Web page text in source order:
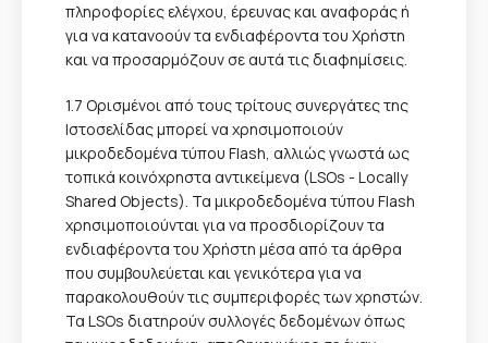
πληροφορίες ελέγχου, έρευνας και αναφοράς ή
για να κατανοούν τα ενδιαφέροντα του Χρήστη
και να προσαρμόζουν σε αυτά τις διαφημίσεις.
1.7 Ορισμένοι από τους τρίτους συνεργάτες της
Ιστοσελίδας μπορεί να χρησιμοποιούν
μικροδεδομένα τύπου Flash, αλλιώς γνωστά ως
τοπικά κοινόχρηστα αντικείμενα (LSOs - Locally
Shared Objects). Τα μικροδεδομένα τύπου Flash
χρησιμοποιούνται για να προσδιορίζουν τα
ενδιαφέροντα του Χρήστη μέσα από τα άρθρα
που συμβουλεύεται και γενικότερα για να
παρακολουθούν τις συμπεριφορές των χρηστών.
Τα LSOs διατηρούν συλλογές δεδομένων όπως